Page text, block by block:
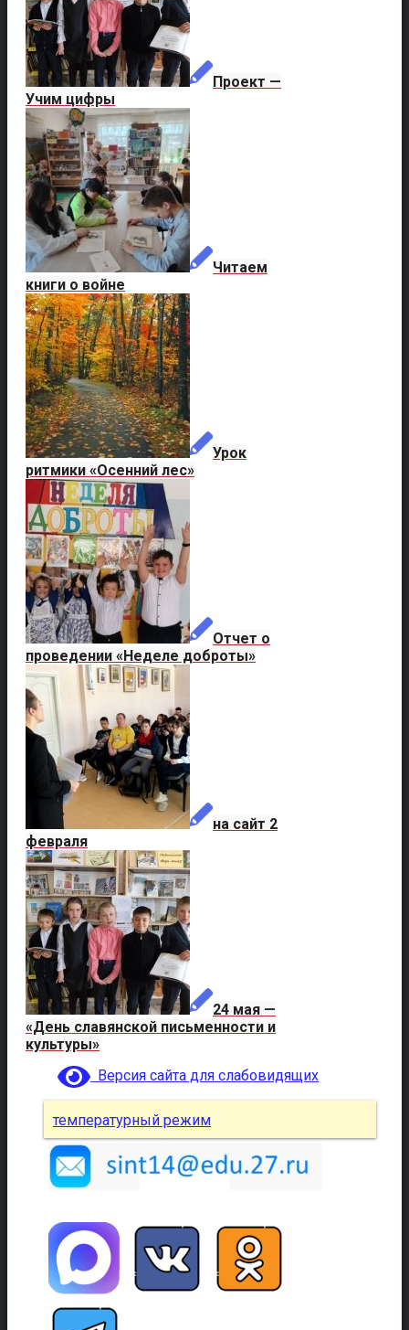
Проект —
Учим цифры
Читаем
книги о войне
Урок
ритмики «Осенний лес»
Отчет о
проведении «Неделе доброты»
на сайт 2
февраля
24 мая —
«День славянской письменности и
культуры»
Версия сайта для слабовидящих
температурный режим